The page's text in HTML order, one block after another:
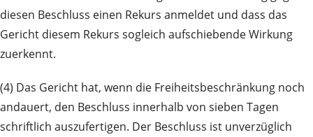
diesen Be­schluss einen Rekurs an­mel­det und dass das
Gericht diesem Rekurs sogleich aufschiebende Wirkung
zuerkennt.
(4) Das Gericht hat, wenn die Freiheitsbeschränkung noch
andauert, den Beschluss innerhalb von sieben Tagen
schriftlich auszufertigen. Der Be­schluss ist unverzüglich